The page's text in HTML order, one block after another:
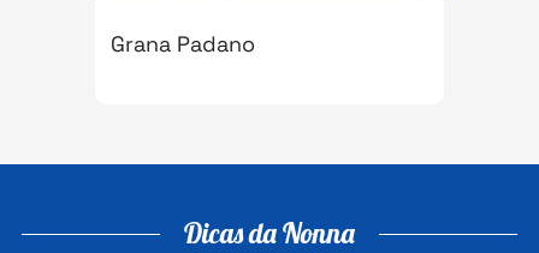
Grana Padano
Dicas da Nonna